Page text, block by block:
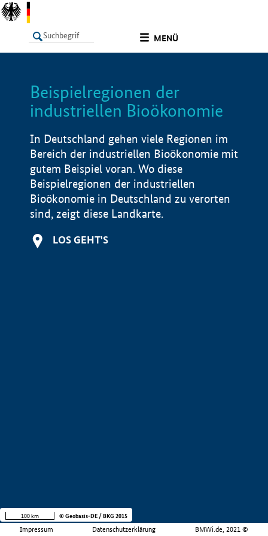
MENÜ
LISTE
Beispielregionen der
industriellen Bioökonomie
In Deutschland gehen viele Regionen im
Bereich der industriellen Bioökonomie mit
gutem Beispiel voran. Wo diese
Beispielregionen der industriellen
Bioökonomie in Deutschland zu verorten
sind, zeigt diese Landkarte.
LOS GEHT'S
Impressum Datenschutzerklärung BMWi.de, 2021 ©
100 km © Geobasis-DE / BKG 2015